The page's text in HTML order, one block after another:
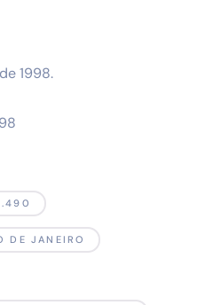
1998.
DE JANEIRO